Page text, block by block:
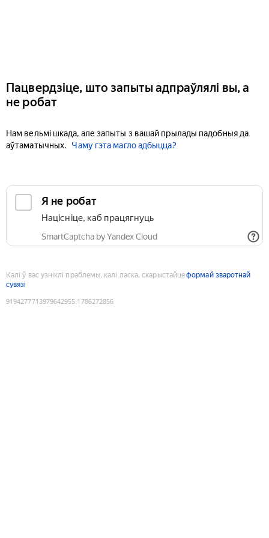
Пацвердзіце, што запыты адпраўлялі вы, а
не робат
Нам вельмі шкада, але запыты з вашай прылады падобныя да
аўтаматычных.
Чаму гэта магло адбыцца?
Я не робат
Націсніце, каб працягнуць
SmartCaptcha by Yandex Cloud
Калі ў вас узніклі праблемы, калі ласка, скарыстайцеформай зваротнай
сувязі
9194277713979642955:1786272856